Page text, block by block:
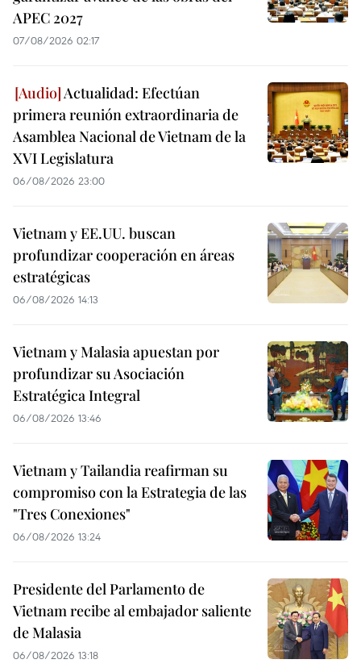
APEC 2027
07/08/2026 02:17
Actualidad: Efectúan
primera reunión extraordinaria de
Asamblea Nacional de Vietnam de la
XVI Legislatura
06/08/2026 23:00
Vietnam y EE.UU. buscan
profundizar cooperación en áreas
estratégicas
06/08/2026 14:13
Vietnam y Malasia apuestan por
profundizar su Asociación
Estratégica Integral
06/08/2026 13:46
Vietnam y Tailandia reafirman su
compromiso con la Estrategia de las
"Tres Conexiones"
06/08/2026 13:24
Presidente del Parlamento de
Vietnam recibe al embajador saliente
de Malasia
06/08/2026 13:18